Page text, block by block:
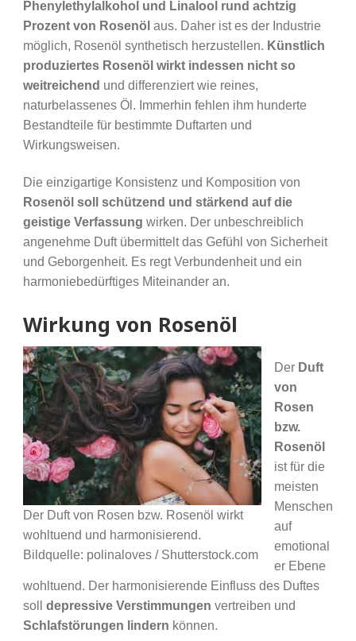
Phenylethylalkohol und Linalool rund achtzig
Prozent von Rosenölaus. Daher ist es der Industrie
möglich, Rosenöl synthetisch herzustellen. Künstlich
produziertes Rosenöl wirkt indessen nicht so
weitreichend und differenziert wie reines,
naturbelassenes Öl. Immerhin fehlen ihm hunderte
Bestandteile für bestimmte Duftarten und
Wirkungsweisen.
Die einzigartige Konsistenz und Komposition von
Rosenöl soll schützend und stärkend auf die
geistige Verfassung wirken. Der unbeschreiblich
angenehme Duft übermittelt das Gefühl von Sicherheit
und Geborgenheit. Es regt Verbundenheit und ein
harmoniebedürftiges Miteinander an.
Wirkung von Rosenöl
Der Duft von Rosen bzw. Rosenöl wirkt
wohltuend und harmonisierend.
Bildquelle: polinaloves / Shutterstock.com
Der Duft
von
Rosen
bzw.
Rosenöl
ist für die
meisten
Menschen
auf
emotional
er Ebene
wohltuend. Der harmonisierende Einfluss des Duftes
soll depressive Verstimmungen vertreiben und
Schlafstörungen lindern können.